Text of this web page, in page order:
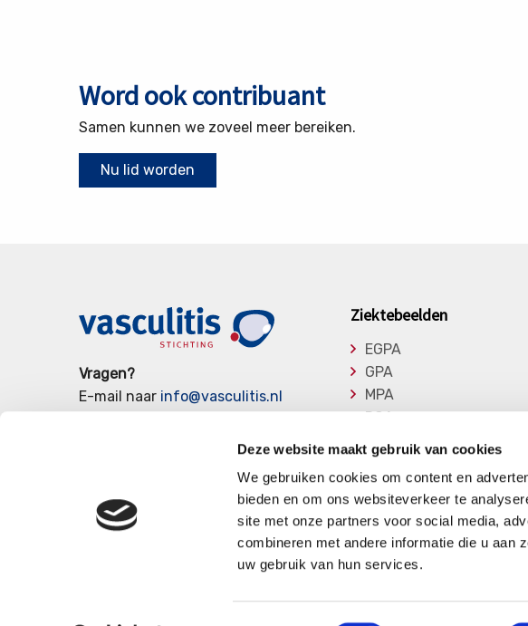
Deze website maakt gebruik van cookies
We gebruiken cookies om content en
bieden en om ons websiteverkeer te
site met onze partners voor social media,
combineren met andere informatie die u aan
uw gebruik van hun services.
Word ook contribuant
Samen kunnen we zoveel meer bereiken.
Nu lid worden
Vragen?
E-mail naar info@vasculitis.nl
Elke werkdag van 10:00 – 17:00
Ziektebeelden
EGPA
GPA
MPA
RCA
Takayasu
Overige Vasculitiden